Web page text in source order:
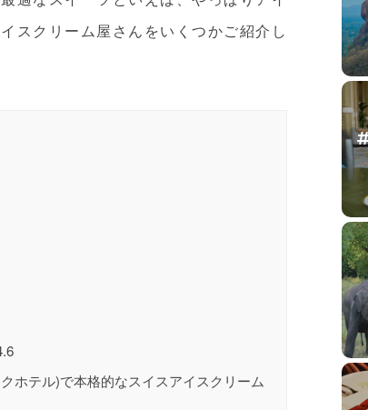
スクリーム屋さんをいくつかご紹介し
ホテル)で本格的なスイスアイスクリーム